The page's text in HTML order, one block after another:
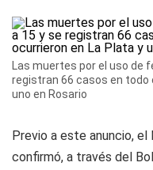
Las muertes por el uso de
registran 66 casos en todo
uno en Rosario
Previo a este anuncio,
confirmó, a través del